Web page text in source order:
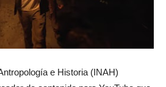
e Historia (INAH)